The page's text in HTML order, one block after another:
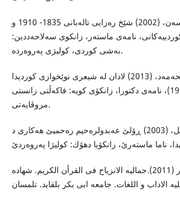
ئه‌حمه‌د، ئیبراهیم حه‌سه‌ن، (2002) شێخ ره‌زایى تاله‌بانى 1835- 1910 و
نامه‌ى ماسته‌ر، زانكوى سه‌لاحه‌ددین:
به‌شى كوردى، كولیژى په‌روه‌رده‌.
ئه‌حمه‌د، صافیه‌ محه‌مه‌د، (2013) لادان له‌ شیعرى نوێخوازى كوردیدا
(1980- 1991)، نامه‌ى دكتورا، زانكۆى كویه‌: فاكه‌ڵتى زانستى
مروڤایه‌تى.
ئه‌حمه‌د، عه‌دله‌ جه‌میل، (2003) ڕۆلێ عه‌بدولره‌حیم ره‌حمیێ هه‌كارى د
بن زیان، عبدالقادر (2011).جمالیه‌ الانزیاح فی القرأن الكریم. شهاده‌